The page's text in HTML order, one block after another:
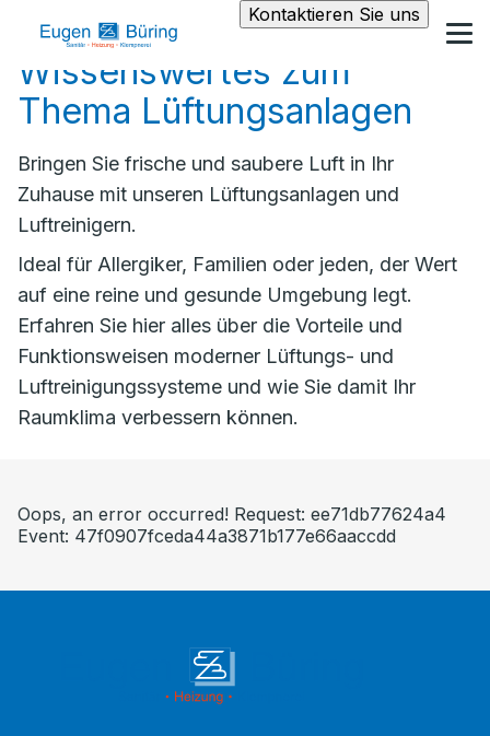
Kontaktieren Sie uns
Wissenswertes zum
Thema Lüftungsanlagen
Bringen Sie frische und saubere Luft in Ihr
Zuhause mit unseren Lüftungsanlagen und
Luftreinigern.
Ideal für Allergiker, Familien oder jeden, der Wert
auf eine reine und gesunde Umgebung legt.
Erfahren Sie hier alles über die Vorteile und
Funktionsweisen moderner Lüftungs- und
Luftreinigungssysteme und wie Sie damit Ihr
Raumklima verbessern können.
Oops, an error occurred! Request: ee71db77624a4
Event: 47f0907fceda44a3871b177e66aaccdd